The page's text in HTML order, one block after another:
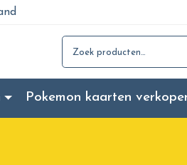
Search for:
Pokemon kaarten